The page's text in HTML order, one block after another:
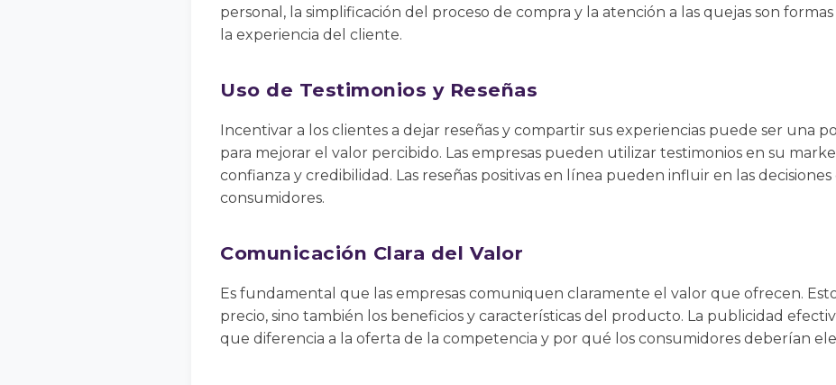
personal, la simplificación del proceso de compra y la atención a las quejas son
la experiencia del cliente.
Uso de Testimonios y Reseñas
Incentivar a los clientes a dejar reseñas y compartir sus experiencias puede ser una
para mejorar el valor percibido. Las empresas pueden utilizar testimonios en su
confianza y credibilidad. Las reseñas positivas en línea pueden influir en las
consumidores.
Comunicación Clara del Valor
Es fundamental que las empresas comuniquen claramente el valor que ofrecen.
precio, sino también los beneficios y características del producto. La publicidad
que diferencia a la oferta de la competencia y por qué los consumidores deberían